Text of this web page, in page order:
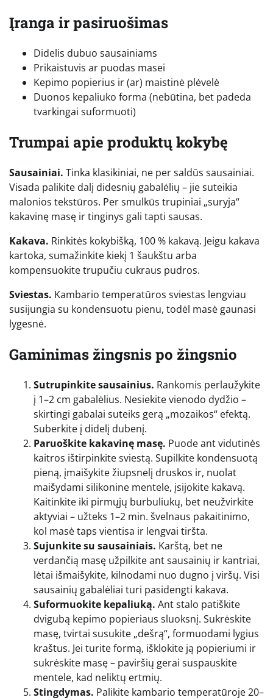
Įranga ir pasiruošimas
Didelis dubuo sausainiams
Prikaistuvis ar puodas masei
Kepimo popierius ir (ar) maistinė plėvelė
Duonos kepaliuko forma (nebūtina, bet padeda
tvarkingai suformuoti)
Trumpai apie produktų kokybę
Sausainiai. Tinka klasikiniai, ne per saldūs sausainiai.
Visada palikite dalį didesnių gabalėlių – jie suteikia
malonios tekstūros. Per smulkūs trupiniai „suryja“
kakavinę masę ir tinginys gali tapti sausas.
Kakava. Rinkitės kokybišką, 100 % kakavą. Jeigu kakava
kartoka, sumažinkite kiekį 1 šaukštu arba
kompensuokite trupučiu cukraus pudros.
Sviestas. Kambario temperatūros sviestas lengviau
susijungia su kondensuotu pienu, todėl masė gaunasi
lygesnė.
Gaminimas žingsnis po žingsnio
Sutrupinkite sausainius. Rankomis perlaužykite
į 1–2 cm gabalėlius. Nesiekite vienodo dydžio –
skirtingi gabalai suteiks gerą „mozaikos“ efektą.
Suberkite į didelį dubenį.
Paruoškite kakavinę masę. Puode ant vidutinės
kaitros ištirpinkite sviestą. Supilkite kondensuotą
pieną, įmaišykite žiupsnelį druskos ir, nuolat
maišydami silikonine mentele, įsijokite kakavą.
Kaitinkite iki pirmųjų burbuliukų, bet neužvirkite
aktyviai – užteks 1–2 min. švelnaus pakaitinimo,
kol masė taps vientisa ir lengvai tiršta.
Sujunkite su sausainiais. Karštą, bet ne
verdančią masę užpilkite ant sausainių ir kantriai,
lėtai išmaišykite, kilnodami nuo dugno į viršų. Visi
sausainių gabalėliai turi pasidengti kakava.
Suformuokite kepaliuką. Ant stalo patiškite
dvigubą kepimo popieriaus sluoksnį. Sukrėskite
masę, tvirtai susukite „dešrą“, formuodami lygius
kraštus. Jei turite formą, išklokite ją popieriumi ir
sukrėskite masę – paviršių gerai suspauskite
mentele, kad neliktų ertmių.
Stingdymas. Palikite kambario temperatūroje 20–